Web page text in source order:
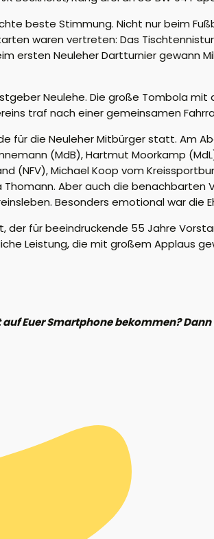
beste Stimmung. Nicht nur beim
waren vertreten: Das
ersten Neuleher Dartturnier gewann
Neulehe. Die große Tombola mit
traf nach einer gemeinsamen
für die Neuleher Mitbürger statt. Am
(MdB), Hartmut Moorkamp
(NFV), Michael Koop vom
Aber auch die benachbarten
Besonders emotional war die
der für beeindruckende 55 Jahre
Leistung, die mit großem Applaus
Euer Smartphone bekommen?